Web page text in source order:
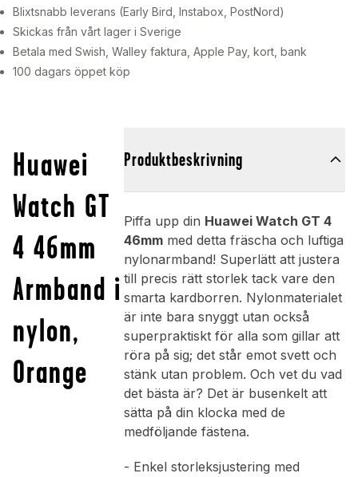
Blixtsnabb leverans (Early Bird, Instabox, PostNord)
Skickas från vårt lager i Sverige
Betala med Swish, Walley faktura, Apple Pay, kort, bank
100 dagars öppet köp
Huawei
Watch GT
4 46mm
Armband i
nylon,
Orange
Produktbeskrivning
Piffa upp din Huawei Watch GT 4
46mmmed detta fräscha och luftiga
nylonarmband! Superlätt att justera
till precis rätt storlek tack vare den
smarta kardborren. Nylonmaterialet
är inte bara snyggt utan också
superpraktiskt för alla som gillar att
röra på sig; det står emot svett och
stänk utan problem. Och vet du vad
det bästa är? Det är busenkelt att
sätta på din klocka med de
medföljande fästena.
- Enkel storleksjustering med